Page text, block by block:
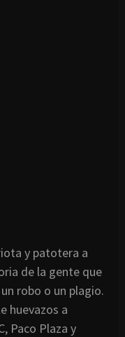
y patotera a
de la gente que
robo o un plagio.
huevazos a
Paco Plaza y